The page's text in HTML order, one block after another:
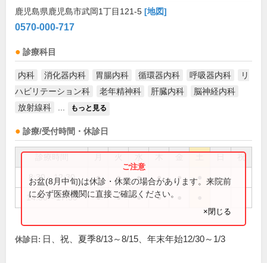
鹿児島県鹿児島市武岡1丁目121-5 [地図]
0570-000-717
診療科目
内科 消化器内科 胃腸内科 循環器内科 呼吸器内科
リ
ハビリテーション科
老年精神科 肝臓内科
脳神経内科
放射線科
もっと見る
診療/受付時間・休診日
祝
8:30～12:30 ● ● ● ● ●
14:30～17:30 ● ● ● ●
お盆(8月中旬)は休診・休業の場合があります。来院前
に必ず医療機関に直接ご確認ください。
×閉じる
休診日: 日、祝、夏季8/13～8/15、年末年始12/30～1/3